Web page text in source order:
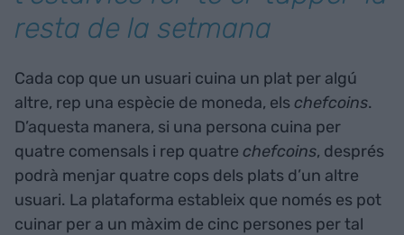
resta de la setmana
Cada cop que un usuari cuina un plat per algú
altre, rep una espècie de moneda, elschefcoins.
D’aquesta manera, si una persona cuina per
quatre comensals i rep quatre chefcoins, després
podrà menjar quatre cops dels plats d’un altre
usuari. La plataforma estableix que només es pot
cuinar per a un màxim de cinc persones per tal